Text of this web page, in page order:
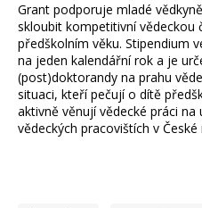
Grant podporuje mladé
skloubit kompetitivní vědeckou
předškolním věku. Stipendium
na jeden kalendářní rok a je
(post)doktorandy na prahu
situaci, kteří pečují o dítě
aktivně věnují vědecké práci
vědeckých pracovištích v České